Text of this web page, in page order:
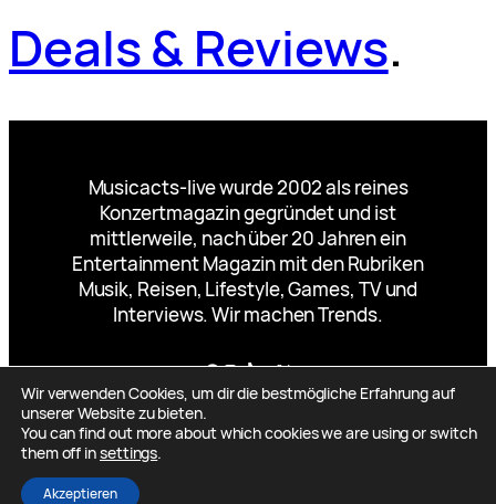
Deals & Reviews.
Musicacts-live wurde 2002 als reines
Konzertmagazin gegründet und ist
mittlerweile, nach über 20 Jahren ein
Entertainment Magazin mit den Rubriken
Musik, Reisen, Lifestyle, Games, TV und
Interviews. Wir machen Trends.
Facebook
Instagram
TikTok
YouTube
X
Designed by
Wir verwenden Cookies, um dir die bestmögliche Erfahrung auf
unserer Website zu bieten.
You can find out more about which cookies we are using or switch
them off insettings.
Akzeptieren